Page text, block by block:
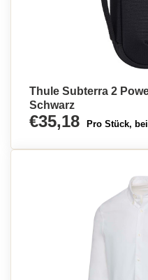
Thule Subterra 2
Schwarz
€35,18 Pro Stück,